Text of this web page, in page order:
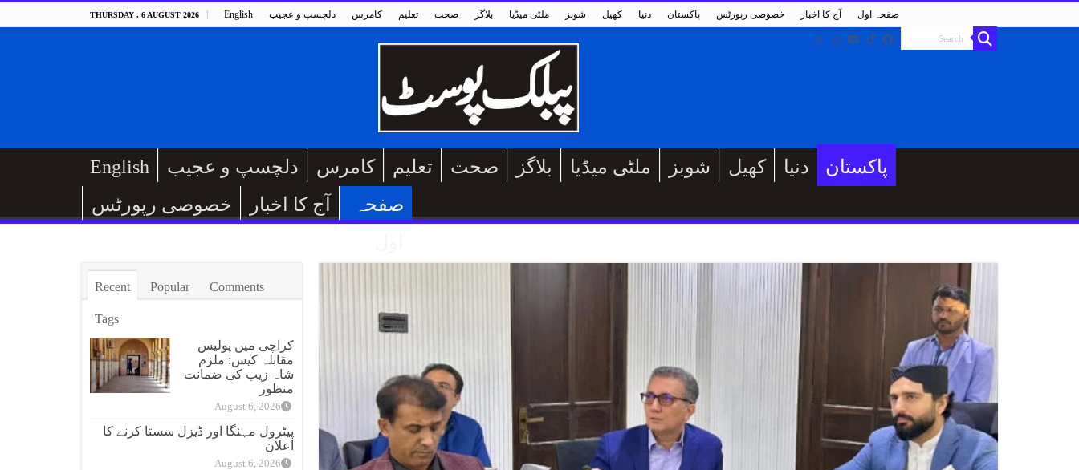
THURSDAY , 6 AUGUST 2026 English دلچسپ و عجیب کامرس تعلیم صحت بلاگز ملٹی میڈیا شوبز کھیل دنیا پاکستان خصوصی رپورٹس آج کا اخبار صفحہ اول
English دلچسپ و عجیب کامرس تعلیم صحت بلاگز ملٹی میڈیا شوبز کھیل دنیا
پاکستان
خصوصی رپورٹس
آج کا اخبار
صفحہ
Recent Popular Comments
Tags
کراچی میں پولیس
مقابلہ کیس: ملزم
شاہ زیب کی ضمانت
منظور
August 6, 2026
پیٹرول مہنگا اور ڈیزل سستا کرنے کا
اعلان
August 6, 2026